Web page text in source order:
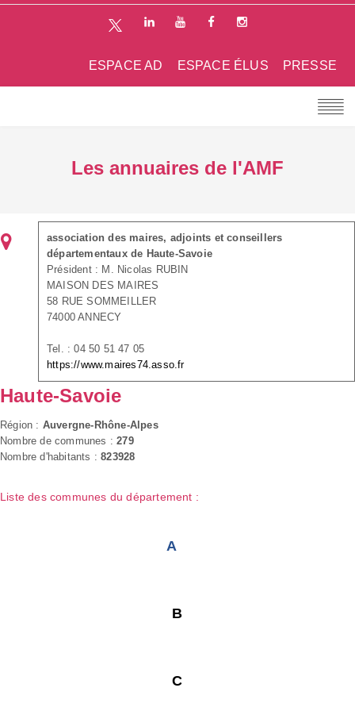
PRESSE
ESPACE ÉLUS
ESPACE AD
Les annuaires de l'AMF
association des maires, adjoints et conseillers
départementaux de Haute-Savoie
Président : M. Nicolas RUBIN
MAISON DES MAIRES
58 RUE SOMMEILLER
74000 ANNECY
Tel. : 04 50 51 47 05
https://www.maires74.asso.fr
Haute-Savoie
Région : Auvergne-Rhône-Alpes
Nombre de communes :279
Nombre d'habitants :823928
Liste des communes du département :
A
B
C